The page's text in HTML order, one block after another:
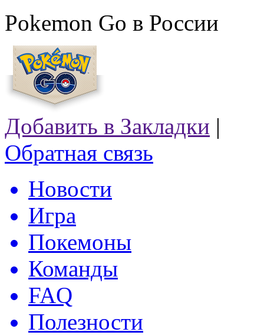
Pokemon Go в России
Добавить в Закладки |
Обратная связь
Новости
Игра
Покемоны
Команды
FAQ
Полезности